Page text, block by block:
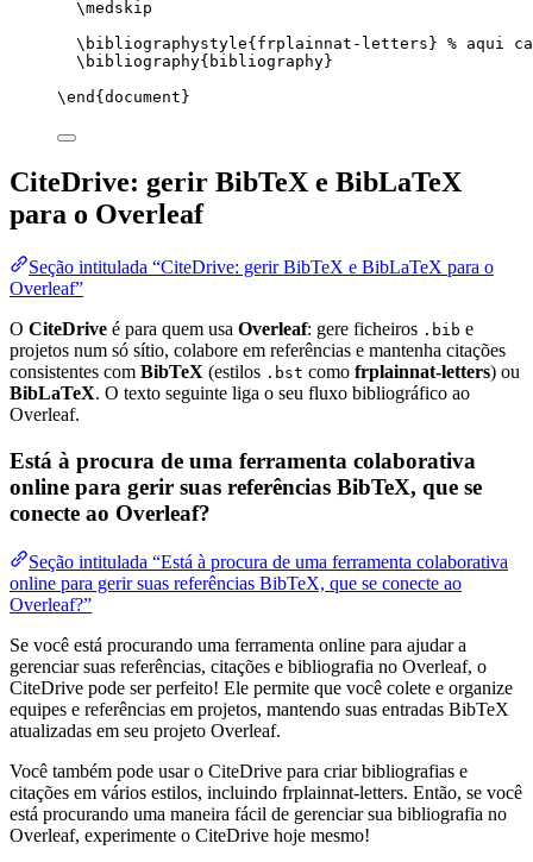
\medskip
\bibliographystyle{frplainnat-letters} % aqui
\bibliography{bibliography}
\end { document }
CiteDrive: gerir BibTeX e BibLaTeX
para o Overleaf
Seção intitulada “CiteDrive: gerir BibTeX e BibLaTeX para o
Overleaf”
O CiteDrive é para quem usa Overleaf: gere ficheiros .bib e
projetos num só sítio, colabore em referências e mantenha citações
consistentes com BibTeX (estilos .bst como frplainnat-letters) ou
BibLaTeX. O texto seguinte liga o seu fluxo bibliográfico ao
Overleaf.
Está à procura de uma ferramenta colaborativa
online para gerir suas referências BibTeX, que se
conecte ao Overleaf?
Seção intitulada “Está à procura de uma ferramenta colaborativa
online para gerir suas referências BibTeX, que se conecte ao
Overleaf?”
Se você está procurando uma ferramenta online para ajudar a
gerenciar suas referências, citações e bibliografia no Overleaf, o
CiteDrive pode ser perfeito! Ele permite que você colete e organize
equipes e referências em projetos, mantendo suas entradas BibTeX
atualizadas em seu projeto Overleaf.
Você também pode usar o CiteDrive para criar bibliografias e
citações em vários estilos, incluindo frplainnat-letters. Então, se você
está procurando uma maneira fácil de gerenciar sua bibliografia no
Overleaf, experimente o CiteDrive hoje mesmo!